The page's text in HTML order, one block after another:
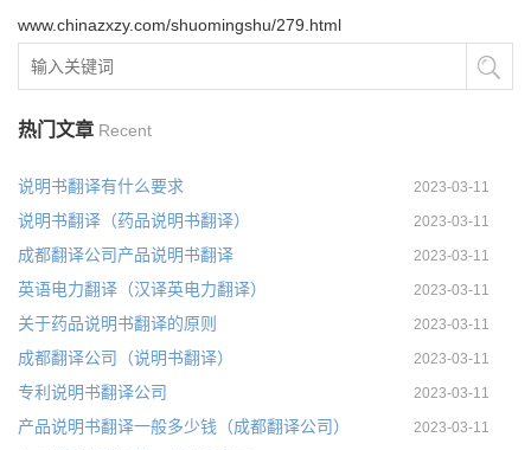
www.chinazxzy.com/shuomingshu/279.html
热门文章 Recent
说明书翻译有什么要求 2023-03-11
说明书翻译（药品说明书翻译） 2023-03-11
成都翻译公司产品说明书翻译 2023-03-11
英语电力翻译（汉译英电力翻译） 2023-03-11
关于药品说明书翻译的原则 2023-03-11
成都翻译公司（说明书翻译） 2023-03-11
专利说明书翻译公司 2023-03-11
产品说明书翻译一般多少钱（成都翻译公司） 2023-03-11